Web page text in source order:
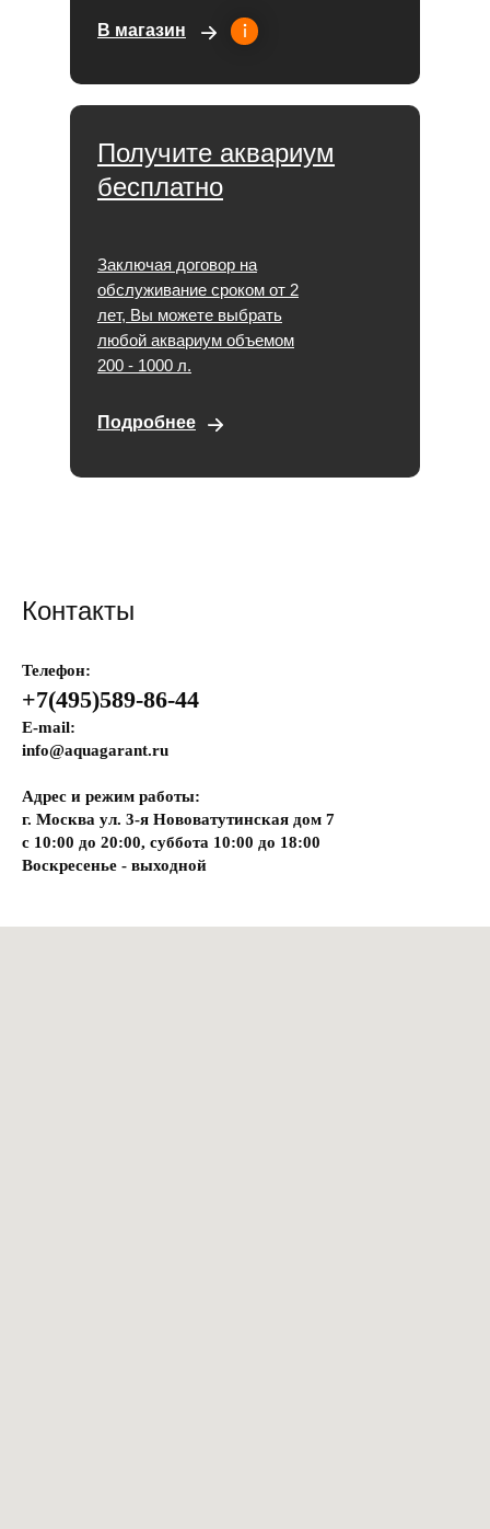
Получите аквариум
бесплатно
Заключая договор на
обслуживание сроком от 2
лет, Вы можете выбрать
любой аквариум объемом
200 - 1000 л.
Подробнее
В магазин
Контакты
Телефон:
+7(495)589-86-44
E-mail:
info@aquagarant.ru
Адрес и режим работы:
г. Москва ул. 3-я Нововатутинская дом 7
с 10:00 до 20:00, суббота 10:00 до 18:00
Воскресенье - выходной